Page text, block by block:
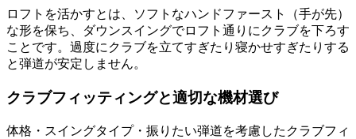
ロフトを活かすとは、ソフトなハンドファースト（手が先）
な形を保ち、ダウンスイングでロフト通りにクラブを下ろす
ことです。過度にクラブを立てすぎたり寝かせすぎたりする
と弾道が安定しません。
クラブフィッティングと適切な機材選び
体格・スイングタイプ・振りたい弾道を考慮したクラブフィ